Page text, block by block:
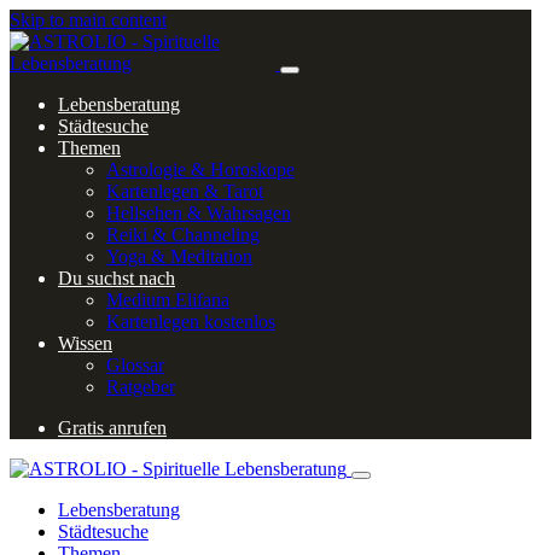
Skip to main content
Lebensberatung
Städtesuche
Themen
Astrologie & Horoskope
Kartenlegen & Tarot
Hellsehen & Wahrsagen
Reiki & Channeling
Yoga & Meditation
Du suchst nach
Medium Elifana
Kartenlegen kostenlos
Wissen
Glossar
Ratgeber
Gratis anrufen
Lebensberatung
Städtesuche